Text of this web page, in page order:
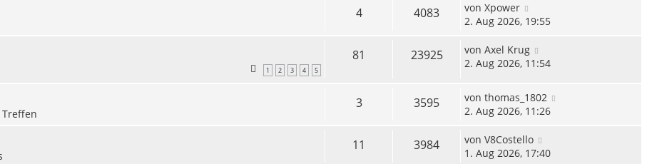
4 4083 von Xpower
2. Aug 2026, 19:55
1 2 3 4 5
81 23925 von Axel Krug
2. Aug 2026, 11:54
3 3595 von thomas_1802
2. Aug 2026, 11:26
11 3984 von V8Costello
1. Aug 2026, 17:40